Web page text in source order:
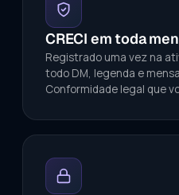
CRECI em toda
Registrado uma vez na
todo DM, legenda e
Conformidade legal que